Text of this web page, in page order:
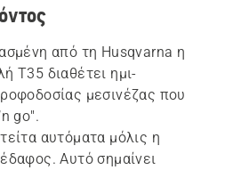
από τη Husqvarna η
T35 διαθέτει ημι-
μεσινέζας που
go".
αυτόματα μόλις η
Αυτό σημαίνει